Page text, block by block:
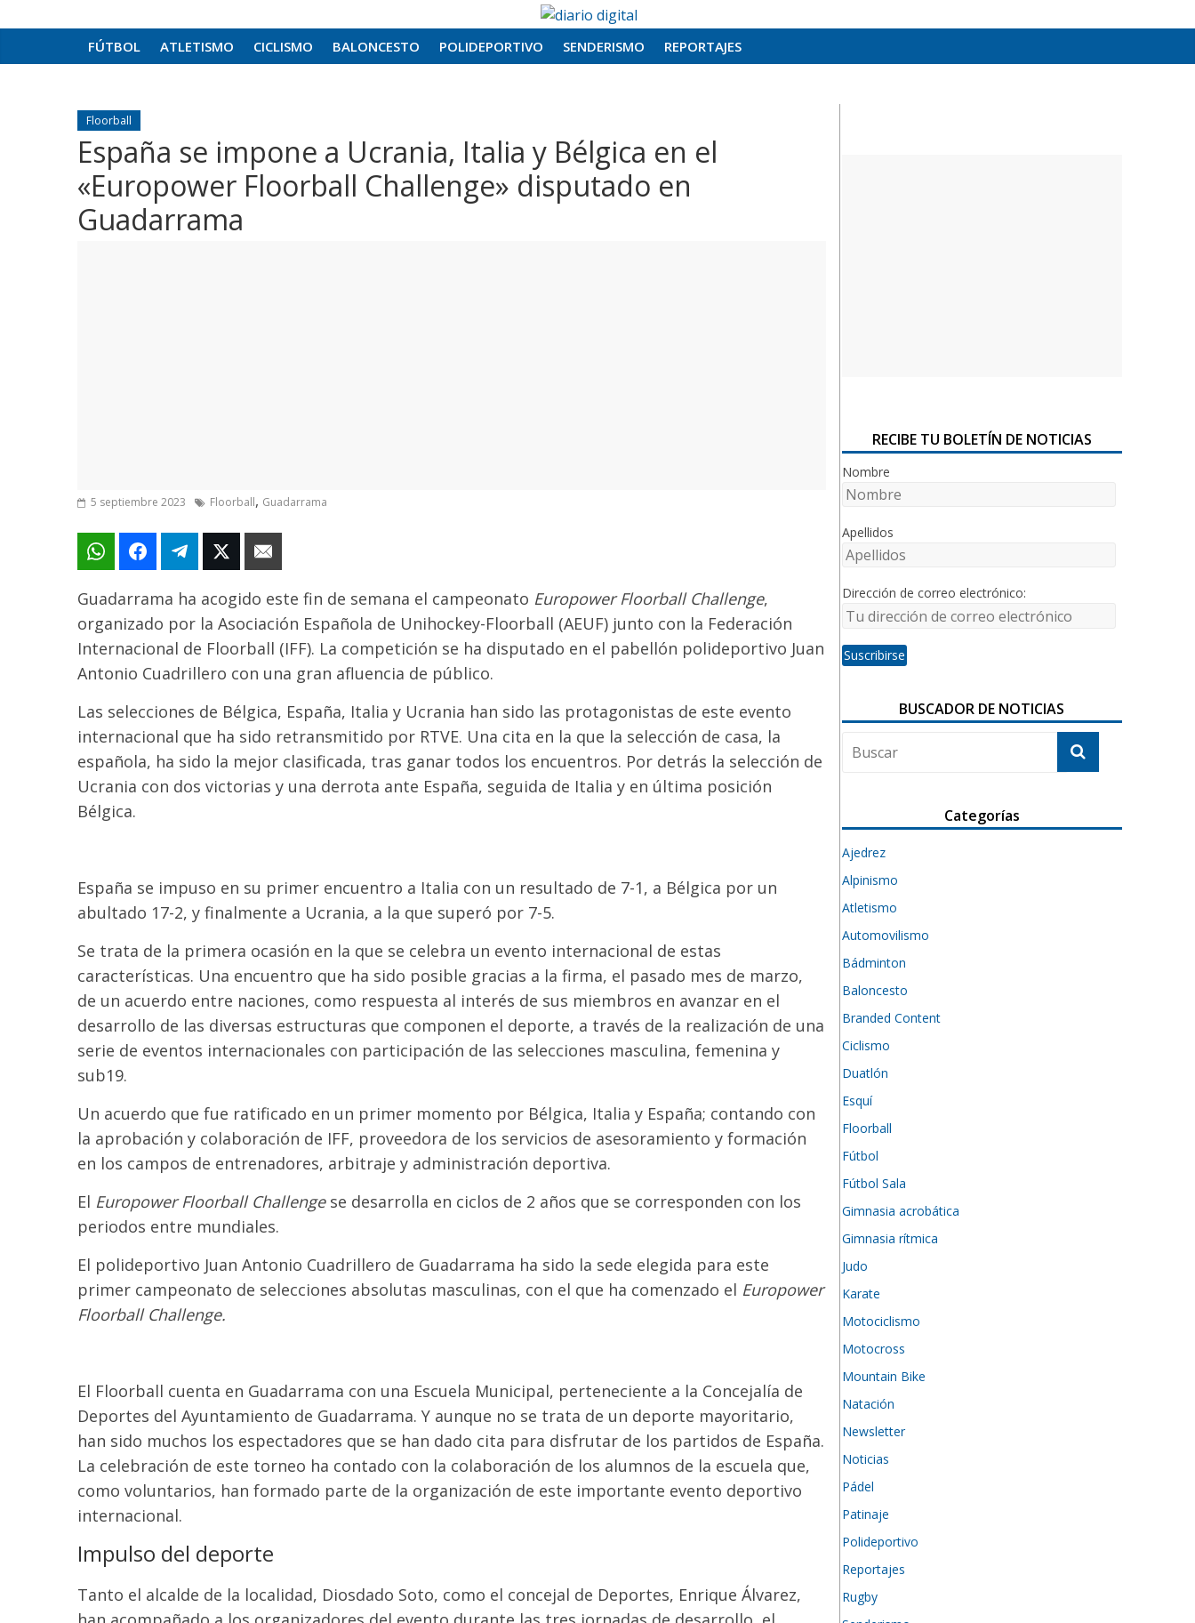
FÚTBOL ATLETISMO CICLISMO BALONCESTO POLIDEPORTIVO SENDERISMO REPORTAJES
Floorball
España se impone a Ucrania, Italia y Bélgica en el
«Europower Floorball Challenge» disputado en
Guadarrama
5 septiembre 2023 Floorball, Guadarrama
Guadarrama ha acogido este fin de semana el campeonato Europower Floorball Challenge,
organizado por la Asociación Española de Unihockey-Floorball (AEUF) junto con la Federación
Internacional de Floorball (IFF). La competición se ha disputado en el pabellón polideportivo Juan
Antonio Cuadrillero con una gran afluencia de público.
Las selecciones de Bélgica, España, Italia y Ucrania han sido las protagonistas de este evento
internacional que ha sido retransmitido por RTVE. Una cita en la que la selección de casa, la
española, ha sido la mejor clasificada, tras ganar todos los encuentros. Por detrás la selección de
Ucrania con dos victorias y una derrota ante España, seguida de Italia y en última posición
Bélgica.
España se impuso en su primer encuentro a Italia con un resultado de 7-1, a Bélgica por un
abultado 17-2, y finalmente a Ucrania, a la que superó por 7-5.
Se trata de la primera ocasión en la que se celebra un evento internacional de estas
características. Una encuentro que ha sido posible gracias a la firma, el pasado mes de marzo,
de un acuerdo entre naciones, como respuesta al interés de sus miembros en avanzar en el
desarrollo de las diversas estructuras que componen el deporte, a través de la realización de una
serie de eventos internacionales con participación de las selecciones masculina, femenina y
sub19.
Un acuerdo que fue ratificado en un primer momento por Bélgica, Italia y España; contando con
la aprobación y colaboración de IFF, proveedora de los servicios de asesoramiento y formación
en los campos de entrenadores, arbitraje y administración deportiva.
El Europower Floorball Challengese desarrolla en ciclos de 2 años que se corresponden con los
periodos entre mundiales.
El polideportivo Juan Antonio Cuadrillero de Guadarrama ha sido la sede elegida para este
primer campeonato de selecciones absolutas masculinas, con el que ha comenzado el Europower
Floorball Challenge.
El Floorball cuenta en Guadarrama con una Escuela Municipal, perteneciente a la Concejalía de
Deportes del Ayuntamiento de Guadarrama. Y aunque no se trata de un deporte mayoritario,
han sido muchos los espectadores que se han dado cita para disfrutar de los partidos de España.
La celebración de este torneo ha contado con la colaboración de los alumnos de la escuela que,
como voluntarios, han formado parte de la organización de este importante evento deportivo
internacional.
Impulso del deporte
Tanto el alcalde de la localidad, Diosdado Soto, como el concejal de Deportes, Enrique Álvarez,
RECIBE TU BOLETÍN DE NOTICIAS
Nombre
Apellidos
Dirección de correo electrónico:
BUSCADOR DE NOTICIAS
Categorías
Ajedrez
Alpinismo
Atletismo
Automovilismo
Bádminton
Baloncesto
Branded Content
Ciclismo
Duatlón
Esquí
Floorball
Fútbol
Fútbol Sala
Gimnasia acrobática
Gimnasia rítmica
Judo
Karate
Motociclismo
Motocross
Mountain Bike
Natación
Newsletter
Noticias
Pádel
Patinaje
Polideportivo
Reportajes
Rugby